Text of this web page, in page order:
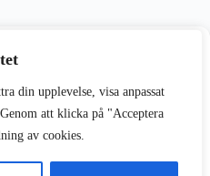
din upplevelse, visa anpassat
att klicka på "Acceptera
av cookies.
din upplevelse på vår webbplats.
alla